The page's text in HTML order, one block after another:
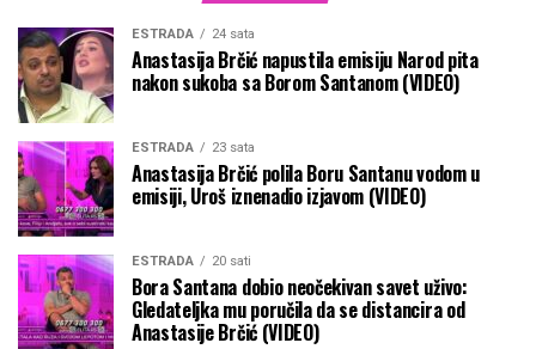
ESTRADA 24 sata
Anastasija Brčić napustila emisiju Narod pita
nakon sukoba sa Borom Santanom (VIDEO)
ESTRADA 23 sata
Anastasija Brčić polila Boru Santanu vodom u
emisiji, Uroš iznenadio izjavom (VIDEO)
ESTRADA 20 sati
Bora Santana dobio neočekivan savet uživo:
Gledateljka mu poručila da se distancira od
Anastasije Brčić (VIDEO)